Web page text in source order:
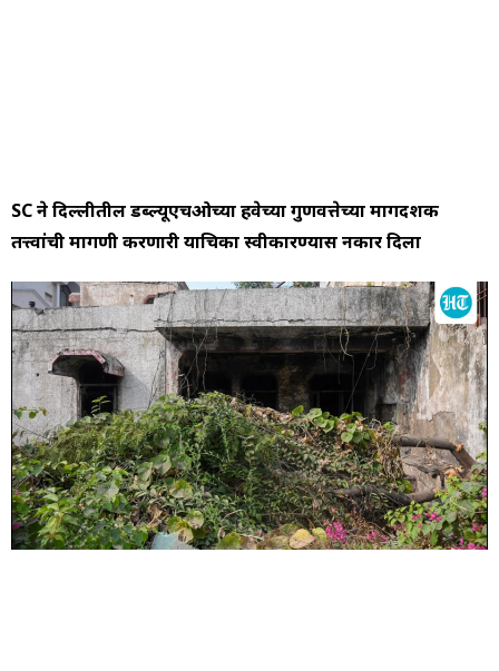
SC ने दिल्लीतील डब्ल्यूएचओच्या हवेच्या गुणवत्तेच्या मार्गदर्शक
तत्त्वांची मागणी करणारी याचिका स्वीकारण्यास नकार दिला